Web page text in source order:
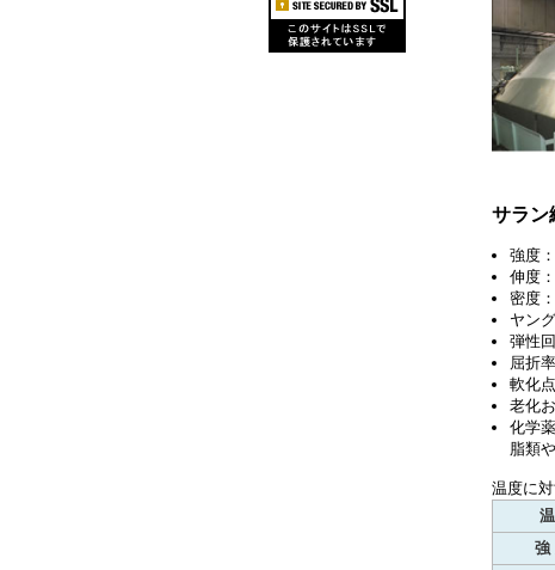
サラン
強度
伸度
密度
ヤン
弾性
屈折
軟化
老化
化学
脂類
温度に
強